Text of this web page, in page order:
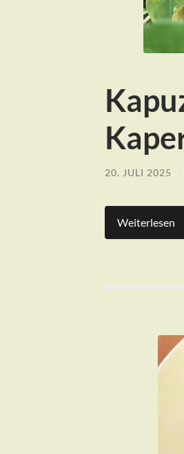
20. JULI 2025
Weiterlesen